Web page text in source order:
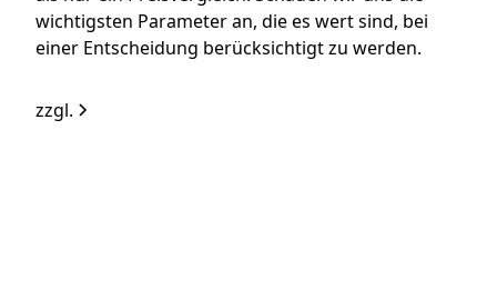
wichtigsten Parameter an, die es wert sind, bei
einer Entscheidung berücksichtigt zu werden.
zzgl.